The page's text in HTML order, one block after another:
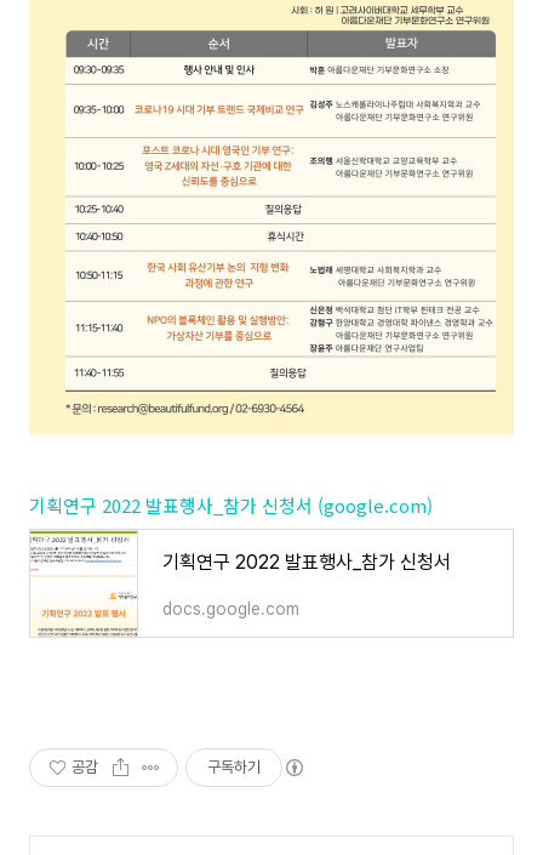
기획연구 2022 발표행사_참가 신청서 (google.com)
기획연구 2022 발표행사_참가 신청서
docs.google.com
공감 구독하기